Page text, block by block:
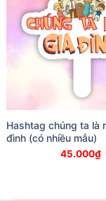
Hashtag chúng ta là
đình (có nhiều mẫu)
45.000₫